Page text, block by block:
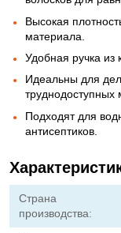
Высокая
материала.
Удобная ручка из
Идеальны для
труднодоступных
Подходят для
антисептиков.
Страна
производства: